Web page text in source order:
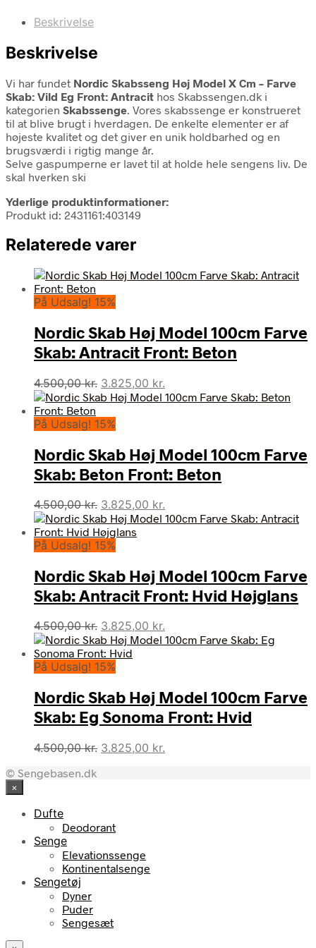
Beskrivelse
Beskrivelse
Vi har fundet Nordic Skabsseng Høj Model X Cm – Farve
Skab: Vild Eg Front: Antracit hos Skabssengen.dk i
kategorien Skabssenge. Vores skabssenge er konstrueret
til at blive brugt i hverdagen. De enkelte elementer er af
højeste kvalitet og det giver en unik holdbarhed og en
brugsværdi i rigtig mange år.
Selve gaspumperne er lavet til at holde hele sengens liv. De
skal hverken ski
Yderlige produktinformationer:
Produkt id: 2431161:403149
Relaterede varer
På Udsalg! 15%
Nordic Skab Høj Model 100cm Farve
Skab: Antracit Front: Beton
4.500,00kr. Den
oprindelige
var:
3.825,00 kr.
aktuelle
På Udsalg! 15%
Nordic Skab Høj Model 100cm Farve
Skab: Beton Front: Beton
4.500,00kr. Den
oprindelige
pris
var:
3.825,00 kr.
aktuelle
På Udsalg! 15%
Nordic Skab Høj Model 100cm Farve
Skab: Antracit Front: Hvid Højglans
4.500,00kr. Den
oprindelige
pris
var:
3.825,00 kr.
aktuelle
På Udsalg! 15%
Nordic Skab Høj Model 100cm Farve
Skab: Eg Sonoma Front: Hvid
4.500,00kr. Den
3.825,00 kr.
© Sengebasen.dk
×
Dufte
Deodorant
Senge
Elevationssenge
Kontinentalsenge
Sengetøj
Dyner
Puder
Sengesæt